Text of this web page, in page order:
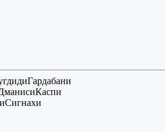
Гардабани
Каспи
Сигнахи